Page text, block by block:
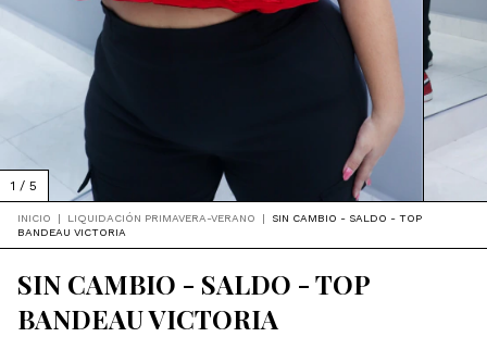
1 / 5
INICIO | LIQUIDACIÓN PRIMAVERA-VERANO |
SIN CAMBIO - SALDO - TOP
BANDEAU VICTORIA
SIN CAMBIO - SALDO - TOP
BANDEAU VICTORIA